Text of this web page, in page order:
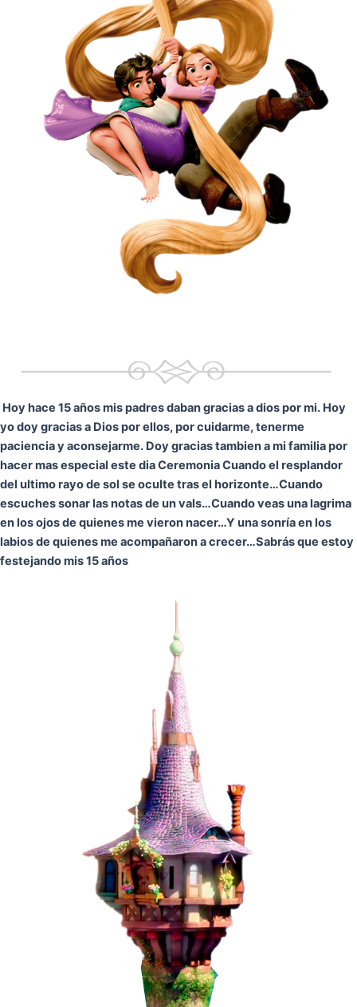
Hoy hace 15 años mis padres daban gracias a dios por mi. Hoy
yo doy gracias a Dios por ellos, por cuidarme, tenerme
paciencia y aconsejarme. Doy gracias tambien a mi familia por
hacer mas especial este dia CeremoniaCuando el resplandor
del ultimo rayo de sol se oculte tras el horizonte…Cuando
escuches sonar las notas de un vals…Cuando veas una lagrima
en los ojos de quienes me vieron nacer…Y una sonría en los
labios de quienes me acompañaron a crecer…Sabrás que estoy
festejando mis 15 años